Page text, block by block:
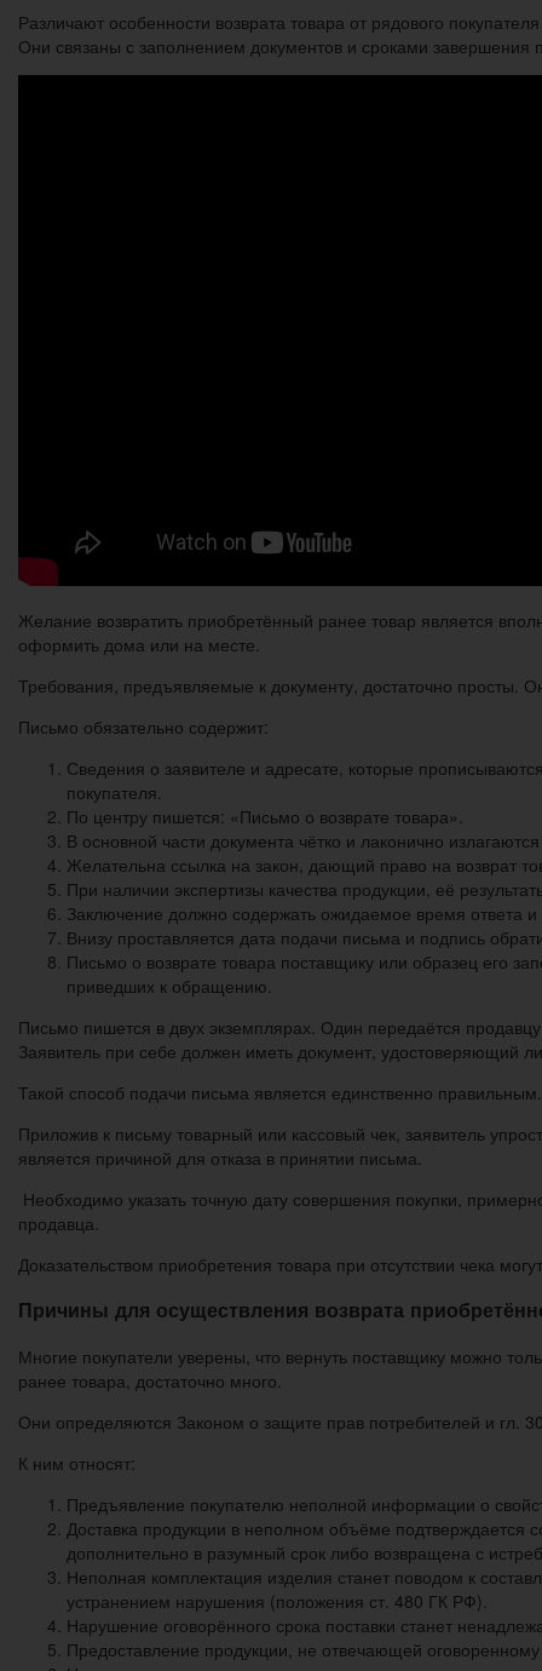
Различают особенности возврата товара от рядового
Они связаны с заполнением документов и сроками завершения
Желание возвратить приобретённый ранее товар является
оформить дома или на месте.
Требования, предъявляемые к документу, достаточно
Письмо обязательно содержит:
Сведения о заявителе и адресате, которые
покупателя.
По центру пишется: «Письмо о возврате товара».
В основной части документа чётко и лаконично
Желательна ссылка на закон, дающий право на возврат
При наличии экспертизы качества продукции, её
Заключение должно содержать ожидаемое время ответа
Внизу проставляется дата подачи письма и подпись
Письмо о возврате товара поставщику или образец его
приведших к обращению.
Письмо пишется в двух экземплярах. Один передаётся
Заявитель при себе должен иметь документ, удостоверяющий
Такой способ подачи письма является единственно
Приложив к письму товарный или кассовый чек, заявитель
является причиной для отказа в принятии письма.
Необходимо указать точную дату совершения покупки,
продавца.
Доказательством приобретения товара при отсутствии чека
Причины для осуществления возврата
Многие покупатели уверены, что вернуть поставщику можно
ранее товара, достаточно много.
Они определяются Законом о защите прав потребителей и гл.
К ним относят:
Предъявление покупателю неполной информации о
Доставка продукции в неполном объёме
дополнительно в разумный срок либо возвращена с
Неполная комплектация изделия станет поводом к
устранением нарушения (положения ст. 480 ГК РФ).
Нарушение оговорённого срока поставки станет
Предоставление продукции, не отвечающей